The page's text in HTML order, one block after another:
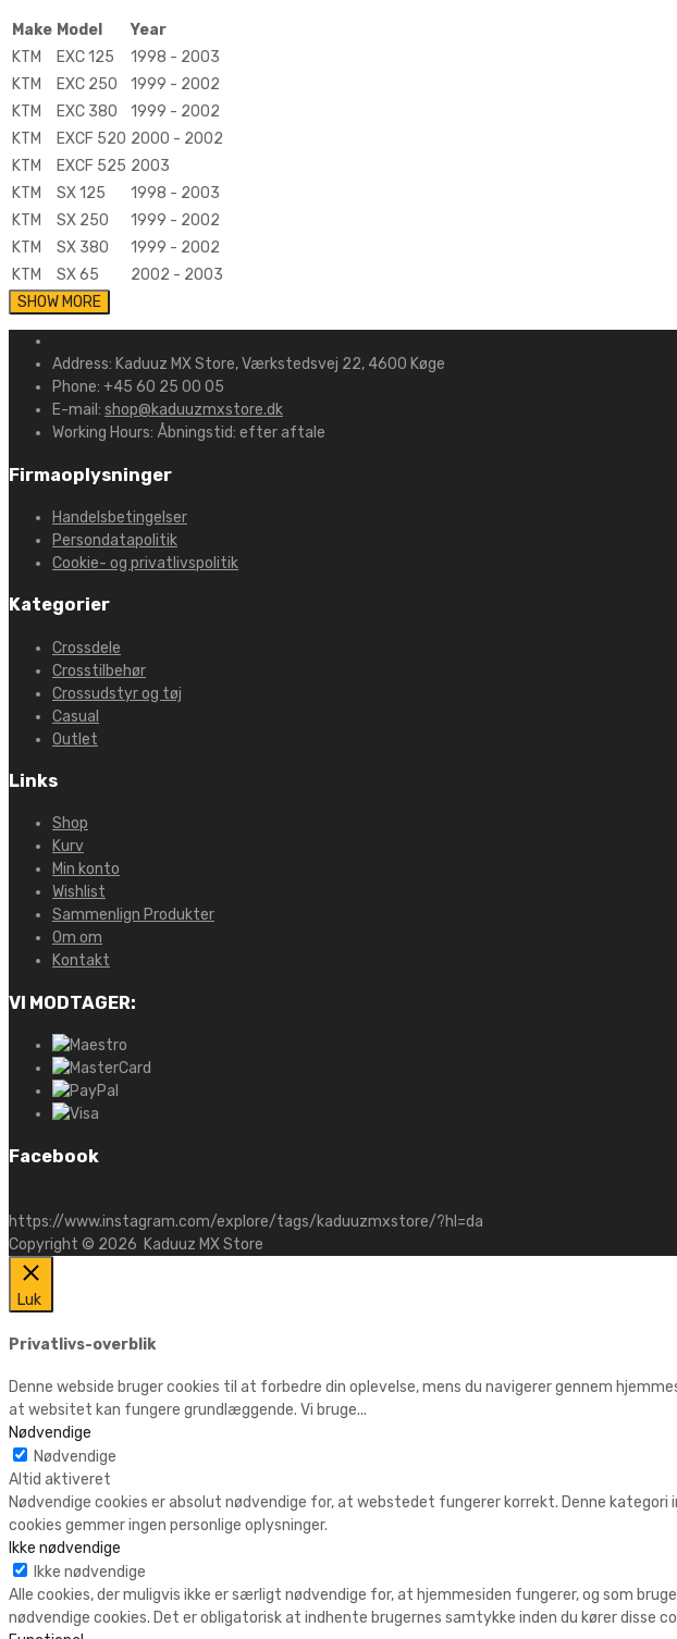
Make Model
Year
KTM
EXC 125
1998 - 2003
KTM
EXC 250
1999 - 2002
KTM
EXC 380
1999 - 2002
KTM
EXCF 520 2000 - 2002
KTM
EXCF 525 2003
KTM
SX 125
1998 - 2003
KTM
SX 250
1999 - 2002
KTM
SX 380
1999 - 2002
KTM
SX 65 2002 - 2003
Address: Kaduuz MX Store, Værkstedsvej 22, 4600 Køge
Phone: +45 60 25 00 05
E-mail: shop@kaduuzmxstore.dk
Working Hours: Åbningstid: efter aftale
Firmaoplysninger
Handelsbetingelser
Persondatapolitik
Cookie- og privatlivspolitik
Kategorier
Crossdele
Crosstilbehør
Crossudstyr og tøj
Casual
Outlet
Links
Shop
Kurv
Min konto
Wishlist
Sammenlign Produkter
Om om
Kontakt
VI MODTAGER:
Facebook
https://www.instagram.com/explore/tags/kaduuzmxstore/?hl=da
Copyright © 2026 Kaduuz MX Store
Luk
Privatlivs-overblik
Denne webside bruger cookies til at forbedre din oplevelse, mens du navigerer gennem
at websitet kan fungere grundlæggende. Vi bruge...
Nødvendige
Nødvendige
Altid aktiveret
Nødvendige cookies er absolut nødvendige for, at webstedet fungerer korrekt. Denne
cookies gemmer ingen personlige oplysninger.
Ikke nødvendige
Ikke nødvendige
Alle cookies, der muligvis ikke er særligt nødvendige for, at hjemmesiden fungerer, og som
nødvendige cookies. Det er obligatorisk at indhente brugernes samtykke inden du kører disse